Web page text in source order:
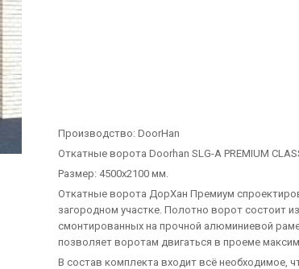
Производство:DoorHan
Откатные ворота Doorhan SLG-A PREMIUM
Размер: 4500х2100 мм.
Откатные ворота ДорХан Премиум
загородном участке. Полотно ворот состоит
смонтированных на прочной алюминиевой
позволяет воротам двигаться в проеме
В состав комплекта входит всё необходимое,